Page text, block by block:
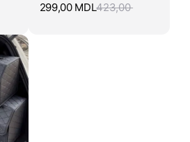
на зеркало заднего
423,00
299,00 MDL